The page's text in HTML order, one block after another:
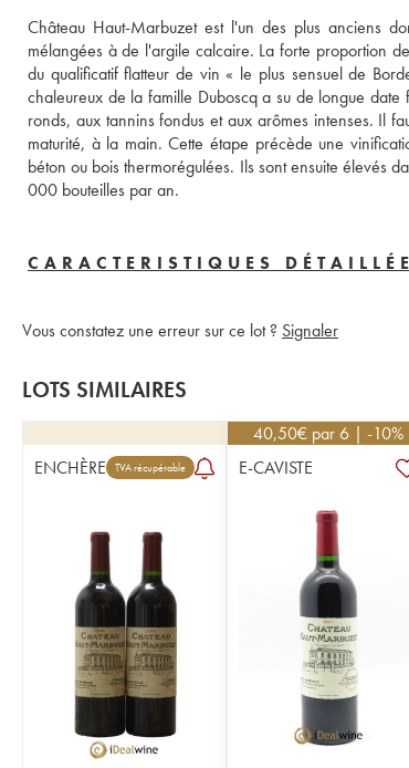
Château Haut-Marbuzet est l'un des plus anciens
mélangées à de l'argile calcaire. La forte proportion
du qualificatif flatteur de vin « le plus sensuel de
chaleureux de la famille Duboscq a su de longue
ronds, aux tannins fondus et aux arômes intenses. Il
maturité, à la main. Cette étape précède une
béton ou bois thermorégulées. Ils sont ensuite élevés
000 bouteilles par an.
CARACTERISTIQUES
Vous constatez une erreur sur ce lot ? Signaler
LOTS SIMILAIRES
ENCHÈRE TVA récupérable
40,50€ par 6 | -10%
E-CAVISTE